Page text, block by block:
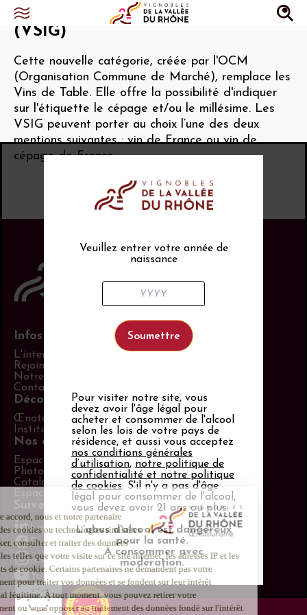
Vin sans indication géographique
(VSIG)
Cette nouvelle catégorie, créée par l'OCM
(Organisation Commune de Marché), remplace les
Vins de Table. Elle offre la possibilité d'indiquer
sur l'étiquette le cépage et/ou le millésime. Les
VSIG peuvent porter au choix l’une des deux
mentions suivantes : vin de France ou vin de
cépage de France.
Infos pratiques
L'interprofession
Rejoindre les équipes
Notre politique RSE
Contact
Découvrir aussi
Œnotourisme en Vallée du Rhône
Institut Rhodanien
Nos outils
Espace adhérent
Photothèque
Catalogue PLV
Espace presse
Suivez-nous
LinkedIn
Facebook
Instagram
Youtube
Veuillez entrer votre année de
naissance
Pour visiter notre site, vous
devez avoir l'âge légal pour
acheter et consommer de l'alcool
selon les lois de votre pays de
résidence, et aussi vous acceptez
nos conditions générales
d’utilisation, notre politique de
confidentialité et notre politique
de cookies. S'il n'y a pas d'âge
légal pour consommer de l'alcool,
vous devez avoir 21 ans ou plus.
L’abus d’alcool est dangereux
pour la santé.
À consommer avec
modération.